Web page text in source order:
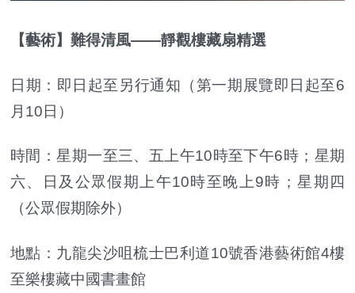
【藝術】難得清風——靜觀樓藏扇精選
日期：即日起至另行通知（第一期展覽即日起至6
月10日）
時間：星期一至三、五上午10時至下午6時；星期
六、日及公眾假期上午10時至晚上9時；星期四
（公眾假期除外）
地點：九龍尖沙咀梳士巴利道10號香港藝術館4樓
至樂樓藏中國書畫館